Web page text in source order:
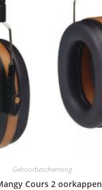
Gehoorbescherming
Cours 2 oorkappen